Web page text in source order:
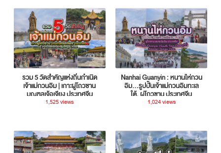
รวม 5 วัดสำคัญแห่งถิ่นกำเนิด
เจ้าแม่กวนอิม | เกาะผู่โถวซาน
มณฑลเจ้อเจียง ประเทศจีน
1,525 views
Nanhai Guanyin : หนานไห่กวน
อิม...รูปปั้นเจ้าแม่กวนอิมทะเล
ใต้, ผู่โถวซาน ประเทศจีน
1,024 views